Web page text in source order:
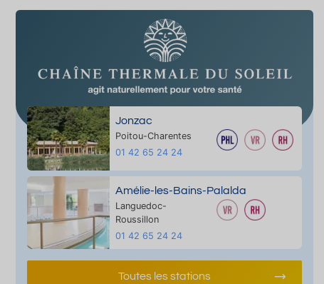
Jonzac
Poitou-Charentes
01 42 65 24 24
Amélie-les-Bains-Palalda
Languedoc-
Roussillon
01 42 65 24 24
Toutes les stations